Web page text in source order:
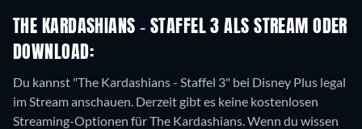
THE KARDASHIANS - STAFFEL 3 ALS STREAM ODER
DOWNLOAD:
Du kannst "The Kardashians - Staffel 3" bei Disney Plus legal
im Stream anschauen. Derzeit gibt es keine kostenlosen
Streaming-Optionen für The Kardashians. Wenn du wissen